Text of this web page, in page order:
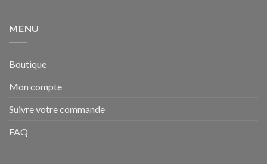
MENU
Boutique
Mon compte
Suivre votre commande
FAQ